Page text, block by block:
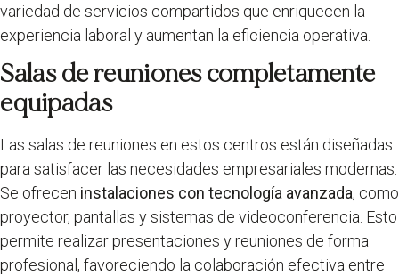
variedad de servicios compartidos que enriquecen la
experiencia laboral y aumentan la eficiencia operativa.
Salas de reuniones completamente
equipadas
Las salas de reuniones en estos centros están diseñadas
para satisfacer las necesidades empresariales modernas.
Se ofrecen instalaciones con tecnología avanzada, como
proyector, pantallas y sistemas de videoconferencia. Esto
permite realizar presentaciones y reuniones de forma
profesional, favoreciendo la colaboración efectiva entre